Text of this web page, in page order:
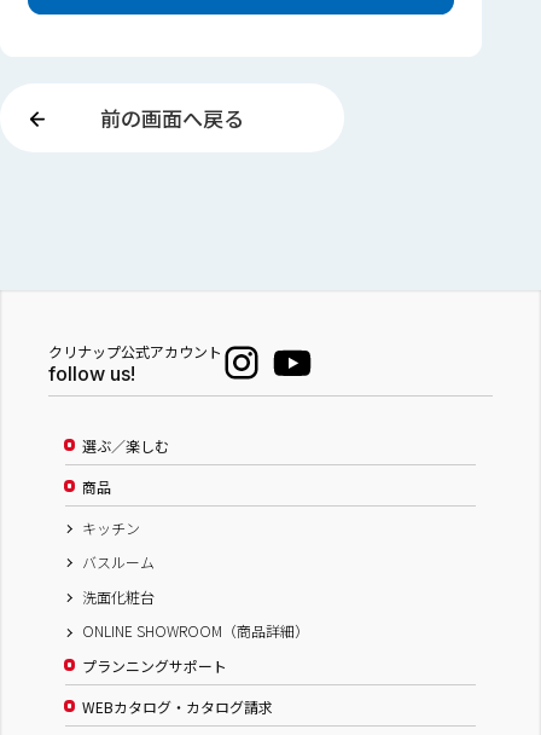
前の画面へ戻る
クリナップ公式アカウント
follow us!
選ぶ／楽しむ
商品
キッチン
バスルーム
洗面化粧台
ONLINE SHOWROOM（商品詳細）
プランニングサポート
WEBカタログ・カタログ請求